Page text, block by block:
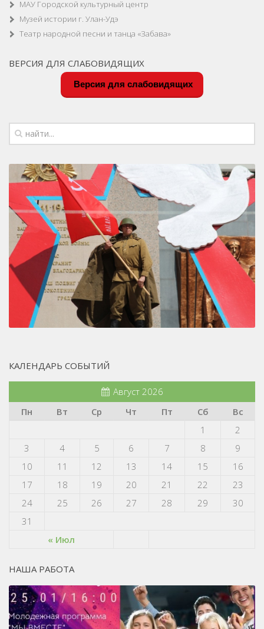
МАУ Городской культурный центр
Музей истории г. Улан-Удэ
Театр народной песни и танца «Забава»
ВЕРСИЯ ДЛЯ СЛАБОВИДЯЩИХ
Версия для слабовидящих
КАЛЕНДАРЬ СОБЫТИЙ
Август 2026
Пн
Вт Ср Чт Пт Сб Вс
« Июл
1
2
3
4 5 6 7 8
9
10
11 12 13 14 15
16
17
18 19 20 21 22
23
24
25 26 27 28 29
30
31
НАША РАБОТА